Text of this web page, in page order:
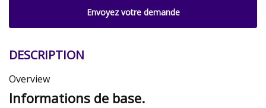
Envoyez votre demande
DESCRIPTION
Overview
Informations de base.